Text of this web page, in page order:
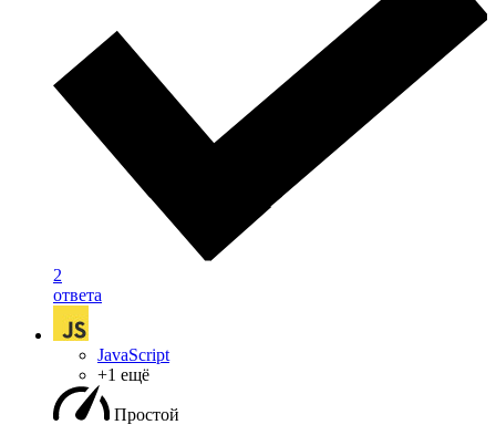
2
ответа
JavaScript
+1 ещё
Простой